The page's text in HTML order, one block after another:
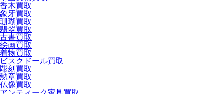
香木買取
象牙買取
珊瑚買取
翡翠買取
古書買取
絵画買取
着物買取
ビスクドール買取
彫刻買取
勲章買取
仏像買取
アンティーク家具買取